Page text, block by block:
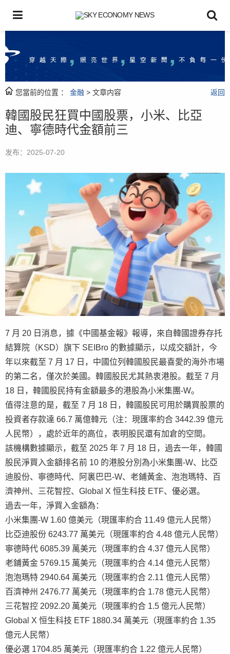
您當前的位置 ： 金融 > 文章内容 返回
韓國股民狂買中國股票，小米、比亞
迪、寧德時代金額前三
发布：2025-07-20
7 月 20 日消息，據《中國基金報》報導，來自韓國證券存托
結算院（KSD）旗下 SEIBro 的數據顯示，以成交額計，今
年以來截至 7 月 17 日，中國位列韓國股民最喜愛的海外市場
的第二名，僅次於美國。韓國股民尤其熱衷港股。截至 7 月
18 日，韓國股民持有金額最多的港股為小米集團-W。
值得注意的是，截至 7 月 18 日，韓國股民可用於購買股票的
投資者存款達 66.7 萬億韓元（注：現匯率約合 3442.39 億元
人民幣），處於近年的高位，表明股民還有加倉的空間。
該機構數據顯示，截至 2025 年 7 月 18 日，過去一年，韓國
股民淨買入金額排名前 10 的港股分別為小米集團-W、比亞
迪股份、寧德時代、阿裏巴巴-W、老鋪黃金、泡泡瑪特、百
濟神州、三花智控、Global X 恒生科技 ETF、優必選。
過去一年，淨買入金額為：
小米集團-W 1.60 億美元（現匯率約合 11.49 億元人民幣）
比亞迪股份 6243.77 萬美元（現匯率約合 4.48 億元人民幣）
寧德時代 6085.39 萬美元（現匯率約合 4.37 億元人民幣）
老鋪黃金 5769.15 萬美元（現匯率約合 4.14 億元人民幣）
泡泡瑪特 2940.64 萬美元（現匯率約合 2.11 億元人民幣）
百濟神州 2476.77 萬美元（現匯率約合 1.78 億元人民幣）
三花智控 2092.20 萬美元（現匯率約合 1.5 億元人民幣）
Global X 恒生科技 ETF 1880.34 萬美元（現匯率約合 1.35
億元人民幣）
優必選 1704.85 萬美元（現匯率約合 1.22 億元人民幣）